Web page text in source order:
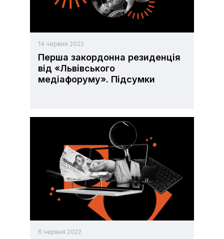
14 червня 2022
Перша закордонна резиденція
від «Львівського
медіафоруму». Підсумки
6 червня 2022